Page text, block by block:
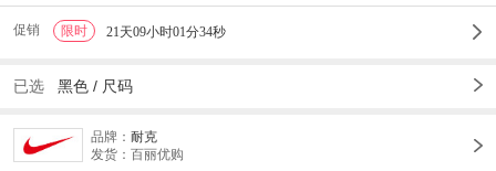
促销 限时 21天09小时01分34秒
已选 黑色 / 尺码
品牌： 耐克
发货：百丽优购